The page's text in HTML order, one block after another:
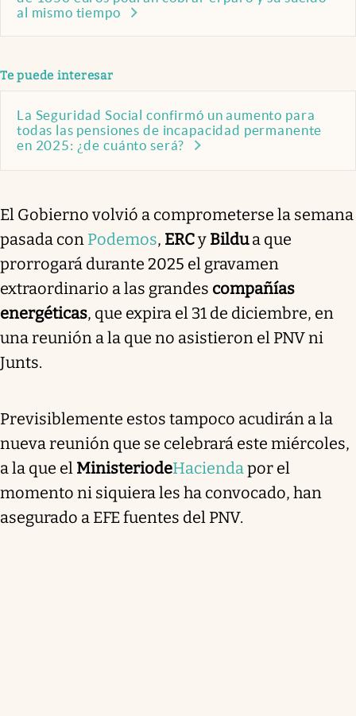
al mismo tiempo
Te puede interesar
La Seguridad Social confirmó un aumento para
todas las pensiones de incapacidad permanente
en 2025: ¿de cuánto será?
El Gobierno volvió a comprometerse la semana
pasada con Podemos, ERCy Bildua que
prorrogará durante 2025 el gravamen
extraordinario a las grandes compañías
energéticas, que expira el 31 de diciembre, en
una reunión a la que no asistieron el PNV ni
Junts.
Previsiblemente estos tampoco acudirán a la
nueva reunión que se celebrará este miércoles,
a la que el MinisteriodeHacienda por el
momento ni siquiera les ha convocado, han
asegurado a EFE fuentes del PNV.